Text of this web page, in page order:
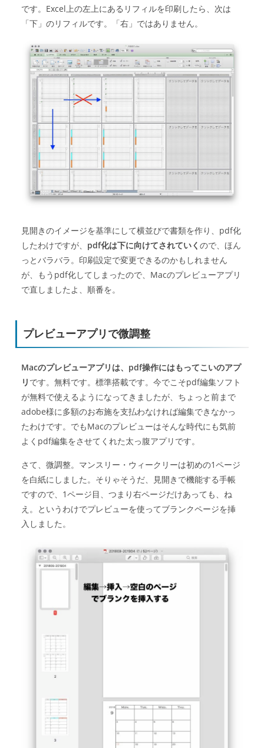
です。Excel上の左上にあるリフィルを印刷したら、次は
「下」のリフィルです。「右」ではありません。
見開きのイメージを基準にして横並びで書類を作り、pdf化
したわけですが、 pdf化は下に向けてされていくので、ほん
っとバラバラ。印刷設定で変更できるのかもしれません
が、もうpdf化してしまったので、Macのプレビューアプリ
で直しましたよ、順番を。
プレビューアプリで微調整
Macのプレビューアプリは、pdf操作にはもってこいのアプ
リ です。無料です。標準搭載です。今でこそpdf編集ソフト
が無料で使えるようになってきましたが、ちょっと前まで
adobe様に多額のお布施を支払わなければ編集できなかっ
たわけです。でもMacのプレビューはそんな時代にも気前
よくpdf編集をさせてくれた太っ腹アプリです。
さて、微調整。マンスリー・ウィークリーは初めの1ページ
を白紙にしました。そりゃそうだ、見開きで機能する手帳
ですので、1ページ目、つまり右ページだけあっても、ね
え。というわけでプレビューを使ってブランクページを挿
入しました。